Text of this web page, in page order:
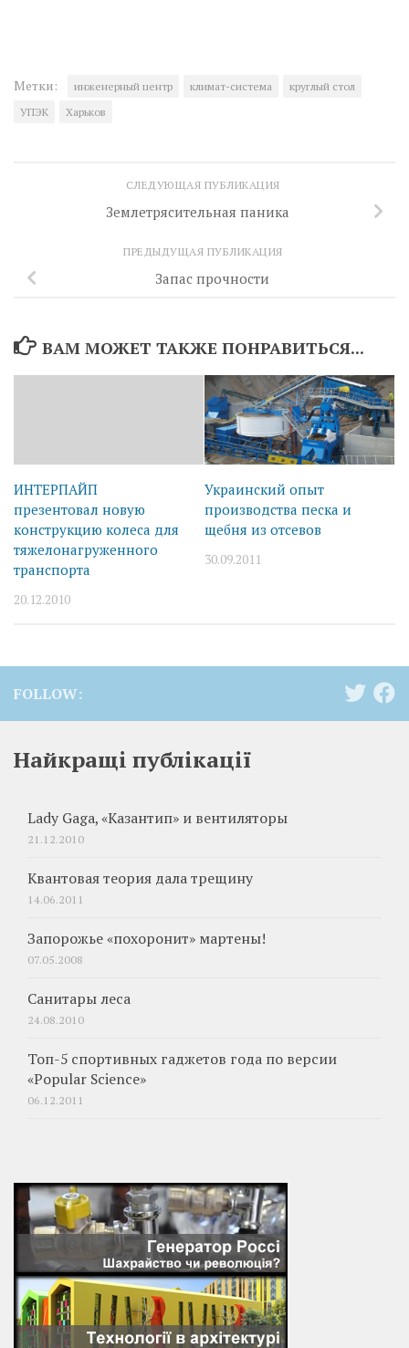
Метки: инженерный центр климат-система
круглый стол
УПЭК
Харьков
СЛЕДУЮЩАЯ ПУБЛИКАЦИЯ
Землетрясительная паника
ПРЕДЫДУЩАЯ ПУБЛИКАЦИЯ
Запас прочности
ВАМ МОЖЕТ ТАКЖЕ ПОНРАВИТЬСЯ...
ИНТЕРПАЙП
презентовал новую
конструкцию колеса для
тяжелонагруженного
транспорта
20.12.2010
Украинский опыт
производства песка и
щебня из отсевов
30.09.2011
FOLLOW:
Найкращі публікації
Lady Gaga, «Казантип» и вентиляторы
21.12.2010
Квантовая теория дала трещину
14.06.2011
Запорожье «похоронит» мартены!
07.05.2008
Санитары леса
24.08.2010
Топ-5 спортивных гаджетов года по версии
«Popular Science»
06.12.2011